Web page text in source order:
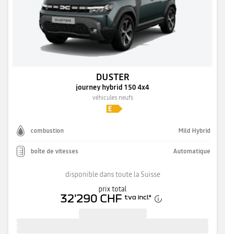
DUSTER
journey hybrid 150 4x4
véhicules neufs
combustion Mild Hybrid
boîte de vitesses Automatique
disponible dans toute la Suisse
prix total
32'290 CHF tva incl.*